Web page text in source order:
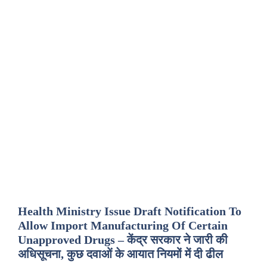
Health Ministry Issue Draft Notification To
Allow Import Manufacturing Of Certain
Unapproved Drugs – केंद्र सरकार ने जारी की
अधिसूचना, कुछ दवाओं के आयात नियमों में दी ढील